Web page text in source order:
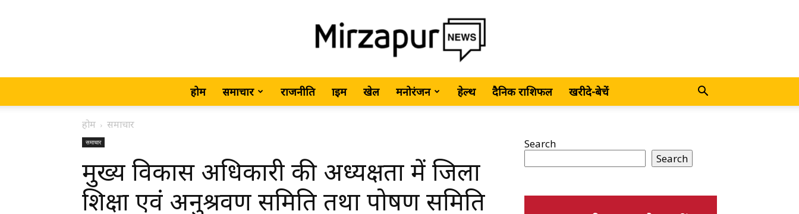
MirzapurNews.com
•
होम समाचार राजनीति क्राइम खेल मनोरंजन हेल्थ दैनिक राशिफल खरीदे-बेचें
होम समाचार
समाचार
मुख्य विकास अधिकारी की अध्यक्षता में जिला
शिक्षा एवं अनुश्रवण समिति तथा पोषण समिति
Search
Search